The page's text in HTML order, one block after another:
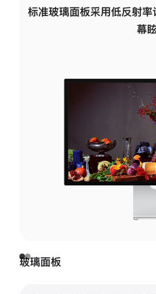
标准玻璃面板采用低反射率
幕
玻璃面板